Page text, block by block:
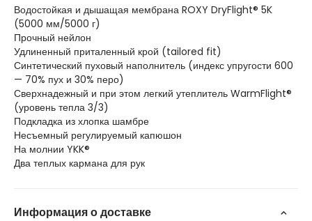
Водостойкая и дышащая мембрана ROXY DryFlight® 5K
(5000 мм/5000 г)
Прочный нейлон
Удлиненный приталенный крой (tailored fit)
Синтетический пуховый наполнитель (индекс упругости 600
— 70% пух и 30% перо)
Сверхнадежный и при этом легкий утеплитель WarmFlight®
(уровень тепла 3/3)
Подкладка из хлопка шамбре
Несъемный регулируемый капюшон
На молнии YKK®
Два теплых кармана для рук
Информация о доставке